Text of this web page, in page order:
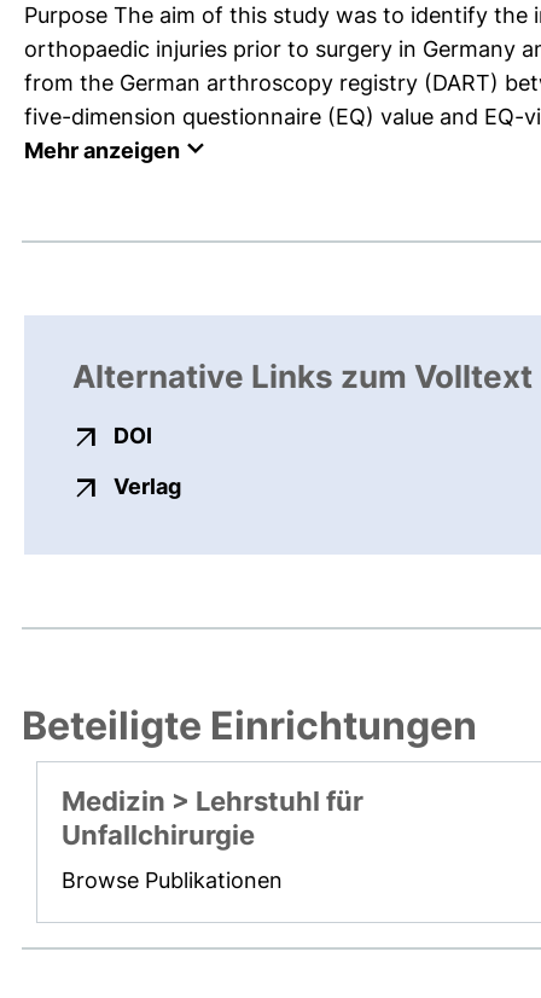
Purpose The aim of this study was to identify
orthopaedic injuries prior to surgery in Germany
from the German arthroscopy registry (DART)
five-dimension questionnaire (EQ) value and EQ-
Mehr anzeigen
Alternative Links zum Volltext
DOI
Verlagexterner Link, öffnet neues
Beteiligte Einrichtungen
Medizin > Lehrstuhl für
Unfallchirurgie
Browse Publikationen